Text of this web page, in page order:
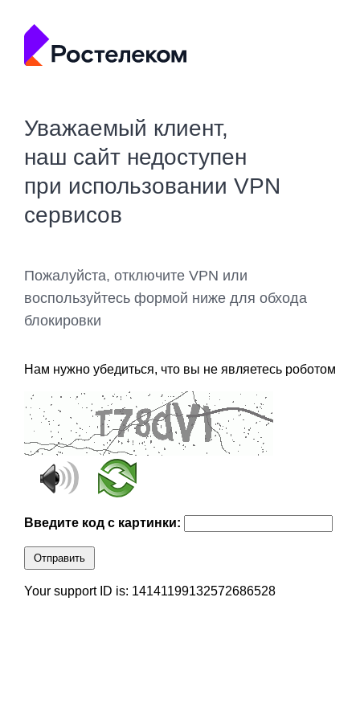
Уважаемый клиент,
наш сайт недоступен
при использовании VPN
сервисов
Пожалуйста, отключите VPN или
воспользуйтесь формой ниже для обхода
блокировки
Нам нужно убедиться, что вы не являетесь роботом
Введите код с картинки:
Отправить
Your support ID is: 14141199132572686528